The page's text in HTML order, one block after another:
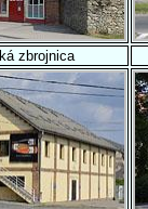
zbrojnica